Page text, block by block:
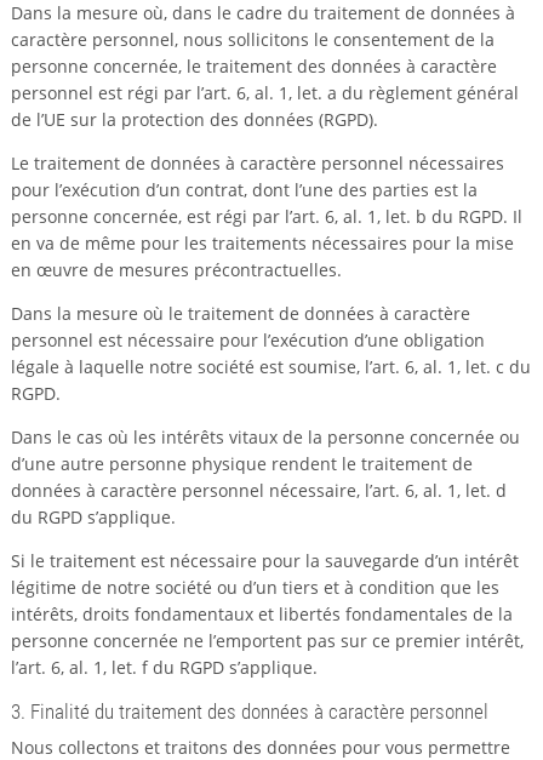
Dans la mesure où, dans le cadre du traitement de données à
caractère personnel, nous sollicitons le consentement de la
personne concernée, le traitement des données à caractère
personnel est régi par l’art. 6, al. 1, let. a du règlement général
de l’UE sur la protection des données (RGPD).
Le traitement de données à caractère personnel nécessaires
pour l’exécution d’un contrat, dont l’une des parties est la
personne concernée, est régi par l’art. 6, al. 1, let. b du RGPD. Il
en va de même pour les traitements nécessaires pour la mise
en œuvre de mesures précontractuelles.
Dans la mesure où le traitement de données à caractère
personnel est nécessaire pour l’exécution d’une obligation
légale à laquelle notre société est soumise, l’art. 6, al. 1, let. c du
RGPD.
Dans le cas où les intérêts vitaux de la personne concernée ou
d’une autre personne physique rendent le traitement de
données à caractère personnel nécessaire, l’art. 6, al. 1, let. d
du RGPD s’applique.
Si le traitement est nécessaire pour la sauvegarde d’un intérêt
légitime de notre société ou d’un tiers et à condition que les
intérêts, droits fondamentaux et libertés fondamentales de la
personne concernée ne l’emportent pas sur ce premier intérêt,
l’art. 6, al. 1, let. f du RGPD s’applique.
3. Finalité du traitement des données à caractère personnel
Nous collectons et traitons des données pour vous permettre